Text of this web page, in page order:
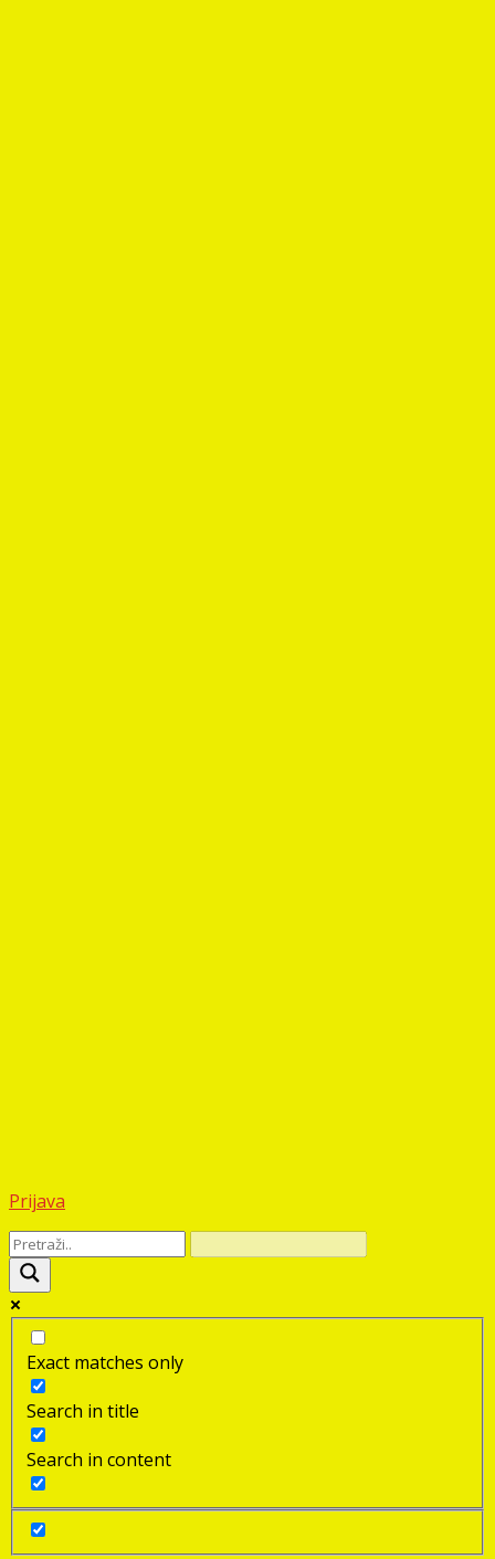
Prijava
Exact matches only
Search in title
Search in content